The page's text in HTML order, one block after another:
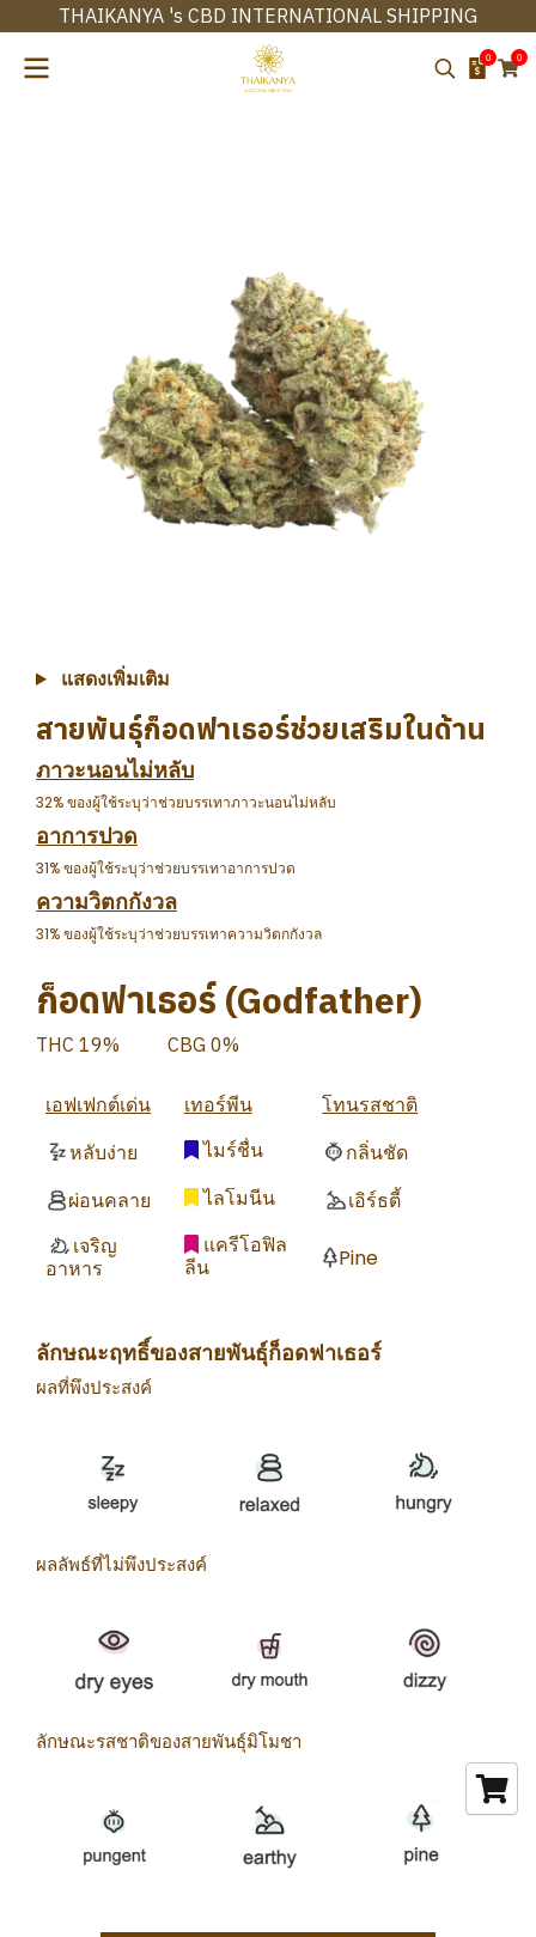
THAIKANYA 's CBD INTERNATIONAL SHIPPING
0 0
แสดงเพิ่มเติม
สายพันธุ์ก็อดฟาเธอร์ช่วยเสริมในด้าน
ภาวะนอนไม่หลับ
32% ของผู้ใช้ระบุว่าช่วยบรรเทาภาวะนอนไม่หลับ
อาการปวด
31% ของผู้ใช้ระบุว่าช่วยบรรเทาอาการปวด
ความวิตกกังวล
31% ของผู้ใช้ระบุว่าช่วยบรรเทาความวิตกกังวล
ก็อดฟาเธอร์ (Godfather)
THC 19% CBG 0%
เอฟเฟกต์เด่น เทอร์พีน
โทนรสชาติ
หลับง่าย
ไมร์ชื่น
กลิ่นชัด
ผ่อนคลาย
ไลโมนีน
เอิร์ธตี้
เจริญ
อาหาร
แครีโอฟิล
ลีน
Pine
ลักษณะฤทธิ์ของสายพันธุ์ก็อดฟาเธอร์
ผลที่พึงประสงค์
ผลลัพธ์ที่ไม่พึงประสงค์
ลักษณะรสชาติของสายพันธุ์มิโมชา